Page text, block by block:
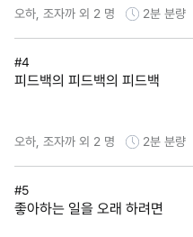
오하, 조자까 외 2 명 2분 분량
#4
피드백의 피드백의 피드백
오하, 조자까 외 2 명 2분 분량
#5
좋아하는 일을 오래 하려면